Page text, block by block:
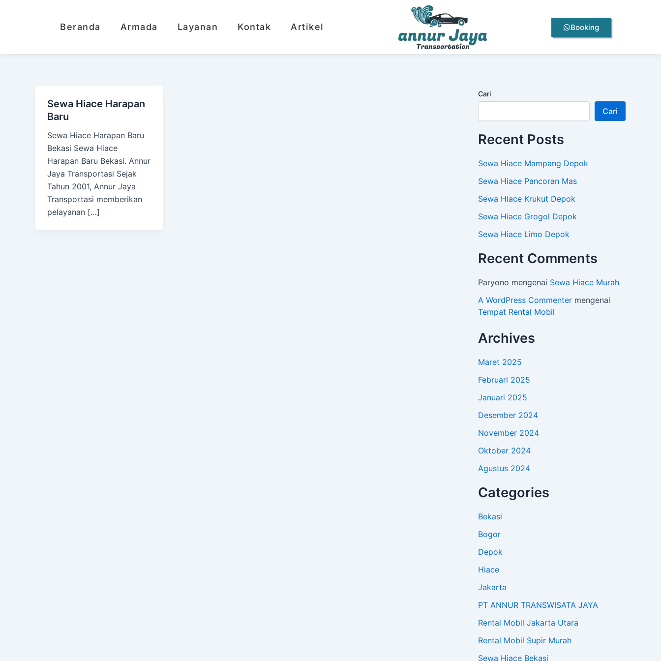
Beranda Armada Layanan Kontak Artikel Booking
Sewa Hiace Harapan
Baru
Sewa Hiace Harapan Baru
Bekasi Sewa Hiace
Harapan Baru Bekasi. Annur
Jaya Transportasi Sejak
Tahun 2001, Annur Jaya
Transportasi memberikan
pelayanan […]
Cari
Cari
Recent Posts
Sewa Hiace Mampang Depok
Sewa Hiace Pancoran Mas
Sewa Hiace Krukut Depok
Sewa Hiace Grogol Depok
Sewa Hiace Limo Depok
Recent Comments
Paryono mengenai Sewa Hiace Murah
A WordPress Commenter mengenai
Tempat Rental Mobil
Archives
Maret 2025
Februari 2025
Januari 2025
Desember 2024
November 2024
Oktober 2024
Agustus 2024
Categories
Bekasi
Bogor
Depok
Hiace
Jakarta
PT ANNUR TRANSWISATA JAYA
Rental Mobil Jakarta Utara
Rental Mobil Supir Murah
Sewa Hiace Bekasi